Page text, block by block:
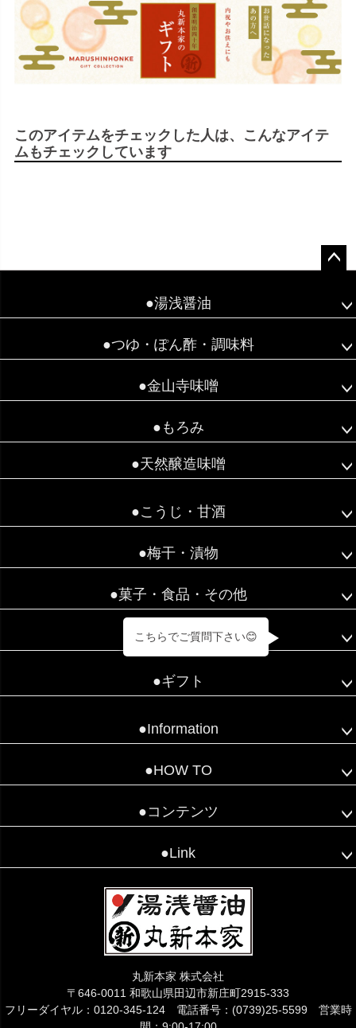
このアイテムをチェックした人は、こんなアイテ
ムもチェックしています
●湯浅醤油
●つゆ・ぽん酢・調味料
●金山寺味噌
●もろみ
●天然醸造味噌
●こうじ・甘酒
●梅干・漬物
●菓子・食品・その他
●お試しセット
●ギフト
●Information
●HOW TO
●コンテンツ
●Link
丸新本家 株式会社
〒646-0011 和歌山県田辺市新庄町2915-333
フリーダイヤル：0120-345-124 電話番号：(0739)25-5599 営業時
こちらでご質問下さい😊